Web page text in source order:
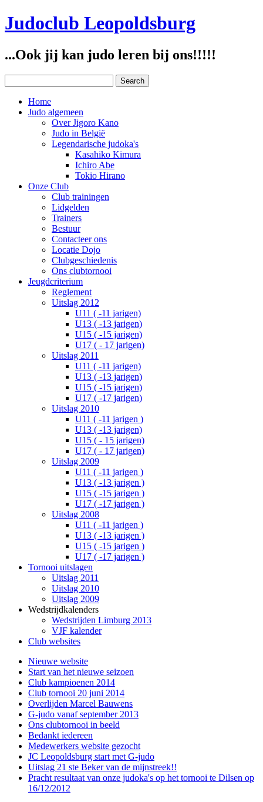
Judoclub Leopoldsburg
...Ook jij kan judo leren bij ons!!!!!
Home
Judo algemeen
Over Jigoro Kano
Judo in België
Legendarische judoka's
Kasahiko Kimura
Ichiro Abe
Tokio Hirano
Onze Club
Club trainingen
Lidgelden
Trainers
Bestuur
Contacteer ons
Locatie Dojo
Clubgeschiedenis
Ons clubtornooi
Jeugdcriterium
Reglement
Uitslag 2012
U11 ( -11 jarigen)
U13 ( -13 jarigen)
U15 ( -15 jarigen)
U17 ( - 17 jarigen)
Uitslag 2011
U11 ( -11 jarigen)
U13 ( -13 jarigen)
U15 ( -15 jarigen)
U17 ( -17 jarigen)
Uitslag 2010
U11 ( -11 jarigen )
U13 ( -13 jarigen)
U15 ( - 15 jarigen)
U17 ( - 17 jarigen)
Uitslag 2009
U11 ( -11 jarigen )
U13 ( -13 jarigen )
U15 ( -15 jarigen )
U17 ( -17 jarigen )
Uitslag 2008
U11 ( -11 jarigen )
U13 ( -13 jarigen )
U15 ( -15 jarigen )
U17 ( -17 jarigen )
Tornooi uitslagen
Uitslag 2011
Uitslag 2010
Uitslag 2009
Wedstrijdkalenders
Wedstrijden Limburg 2013
VJF kalender
Club websites
Nieuwe website
Start van het nieuwe seizoen
Club kampioenen 2014
Club tornooi 20 juni 2014
Overlijden Marcel Bauwens
G-judo vanaf september 2013
Ons clubtornooi in beeld
Bedankt iedereen
Medewerkers website gezocht
JC Leopoldsburg start met G-judo
Uitslag 21 ste Beker van de mijnstreek!!
Pracht resultaat van onze judoka's op het tornooi te Dilsen op
16/12/2012